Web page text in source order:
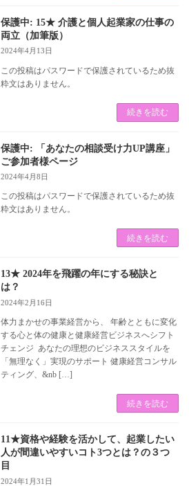
保護中: 15★ 介護と個人起業家の仕事の
両立（加筆版）
2024年4月13日
この投稿はパスワードで保護されているため抜
粋文はありません。
続きを読む
保護中: 「あなたの相談受け力UP講座」
ご参加者様ページ
2024年4月8日
この投稿はパスワードで保護されているため抜
粋文はありません。
続きを読む
13★ 2024年を飛躍の年にする秘訣と
は？
2024年2月16日
体力まかせの事業経営から、 年齢とともに変化
する心と体の健康と健康経営ビジネスへシフト
チェンジ あなたの理想のビジネススタイルを
「無理なく」実現のサポート 健康経営コンサル
ティング、&nb […]
続きを読む
11★資格や経験を活かして、起業したい
人が間違いやすいコト3つとは？の３つ
目
2024年1月31日